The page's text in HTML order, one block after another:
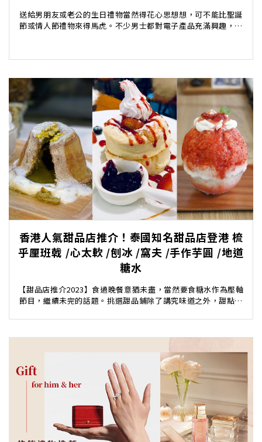
送給男朋友或老公的生日禮物當然得花心思想想，可不能比聖誕
節或情人節禮物來得馬虎。不少男士都對電子產品充滿興趣，想
香港人氣甜品店推介！泰國知名甜品店登港 梳
乎厘班戟 /心太軟 /刨冰 /窩夫 /手作芋圓 /地道
糖水
【甜品店推介2023】食過晚餐意猶未盡，當然要食糖水作為壓軸
節目，繼續未完的話題。挑選甜品鋪除了講究味道之外，甜點的